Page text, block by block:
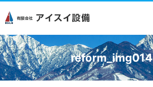
reform_img014